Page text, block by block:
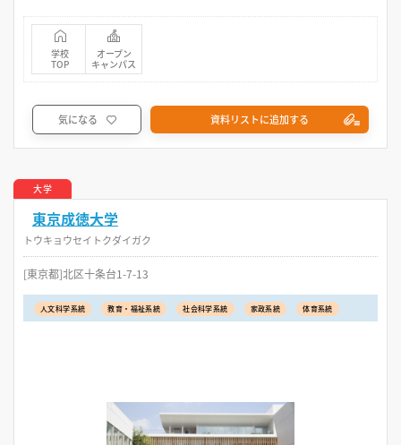
学校
TOP
オープン
キャンパス
気になる 資料リストに追加する
大学
東京成徳大学
トウキョウセイトクダイガク
[東京都]北区十条台1-7-13
人文科学系統 教育・福祉系統 社会科学系統 家政系統 体育系統